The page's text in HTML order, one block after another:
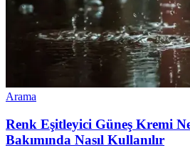
Arama
Renk Eşitleyici Güneş Kremi
Bakımında Nasıl Kullanılır